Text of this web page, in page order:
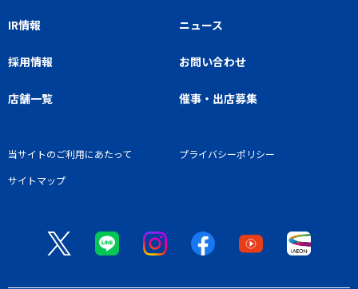
IR情報 ニュース
採用情報 お問い合わせ
店舗一覧 催事・出店募集
当サイトのご利用にあたって
プライバシーポリシー
サイトマップ